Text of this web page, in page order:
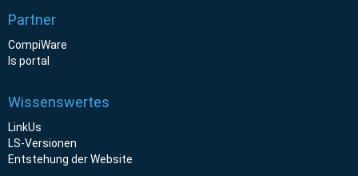
Partner
CompiWare
ls portal
Wissenswertes
LinkUs
LS-Versionen
Entstehung der Website